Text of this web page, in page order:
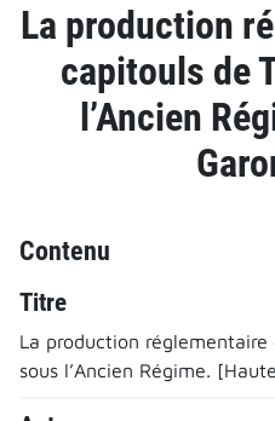
La production
capitouls de
l’Ancien
Contenu
Titre
La production réglementaire
sous l’Ancien Régime.